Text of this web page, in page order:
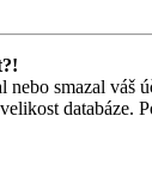
smazal
databáze.